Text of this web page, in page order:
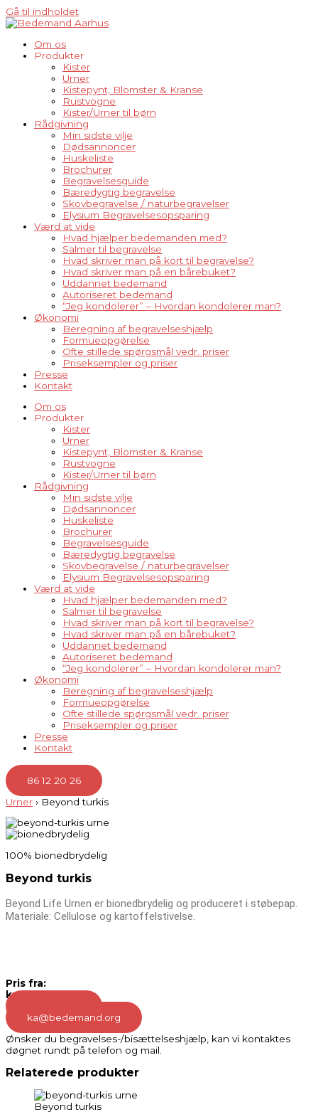
Gå til indholdet
Om os
Produkter
Kister
Urner
Kistepynt, Blomster & Kranse
Rustvogne
Kister/Urner til børn
Rådgivning
Min sidste vilje
Dødsannoncer
Huskeliste
Brochurer
Begravelsesguide
Bæredygtig begravelse
Skovbegravelse / naturbegravelser
Elysium Begravelsesopsparing
Værd at vide
Hvad hjælper bedemanden med?
Salmer til begravelse
Hvad skriver man på kort til begravelse?
Hvad skriver man på en bårebuket?
Uddannet bedemand
Autoriseret bedemand
“Jeg kondolerer” – Hvordan kondolerer man?
Økonomi
Beregning af begravelseshjælp
Formueopgørelse
Ofte stillede spørgsmål vedr. priser
Priseksempler og priser
Presse
Kontakt
Om os
Produkter
Kister
Urner
Kistepynt, Blomster & Kranse
Rustvogne
Kister/Urner til børn
Rådgivning
Min sidste vilje
Dødsannoncer
Huskeliste
Brochurer
Begravelsesguide
Bæredygtig begravelse
Skovbegravelse / naturbegravelser
Elysium Begravelsesopsparing
Værd at vide
Hvad hjælper bedemanden med?
Salmer til begravelse
Hvad skriver man på kort til begravelse?
Hvad skriver man på en bårebuket?
Uddannet bedemand
Autoriseret bedemand
“Jeg kondolerer” – Hvordan kondolerer man?
Økonomi
Beregning af begravelseshjælp
Formueopgørelse
Ofte stillede spørgsmål vedr. priser
Priseksempler og priser
Presse
Kontakt
86 12 20 26
Urner › Beyond turkis
100% bionedbrydelig
Beyond turkis
Beyond Life Urnen er bionedbrydelig og produceret i støbepap.
Materiale: Cellulose og kartoffelstivelse.
Pris fra:
kr. 1.500,-
ka@bedemand.org
Ønsker du begravelses-/bisættelseshjælp, kan vi kontaktes
døgnet rundt på telefon og mail.
Relaterede produkter
Beyond turkis